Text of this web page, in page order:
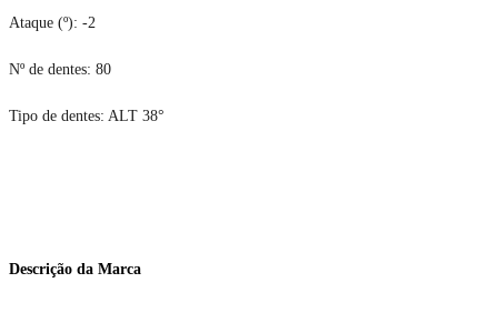
Ataque (º): -2
Nº de dentes: 80
Tipo de dentes: ALT 38°
Descrição da Marca